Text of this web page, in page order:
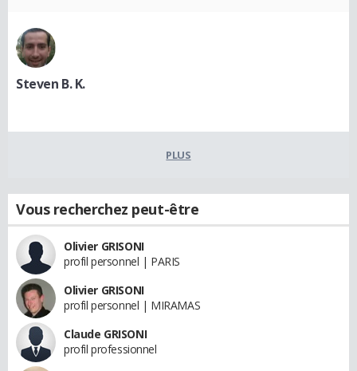
Steven B. K.
PLUS
Vous recherchez peut-être
Olivier GRISONI
profil personnel | PARIS
Olivier GRISONI
profil personnel | MIRAMAS
Claude GRISONI
profil professionnel